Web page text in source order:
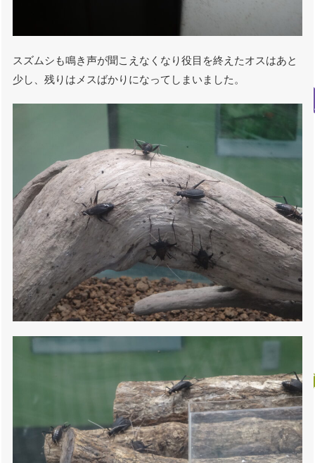
スズムシも鳴き声が聞こえなくなり役目を終えたオスはあと
少し、残りはメスばかりになってしまいました。